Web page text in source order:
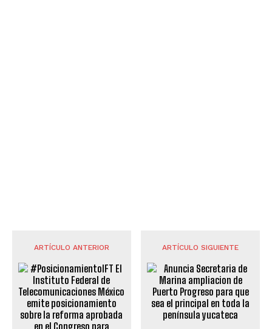
ARTÍCULO ANTERIOR ARTÍCULO SIGUIENTE